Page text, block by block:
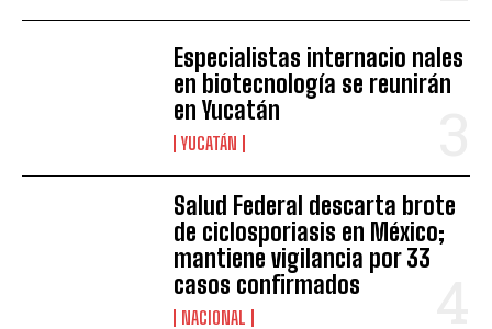
Especialistas internacio nales
en biotecnología se reunirán
en Yucatán
YUCATÁN
Salud Federal descarta brote
de ciclosporiasis en México;
mantiene vigilancia por 33
casos confirmados
NACIONAL